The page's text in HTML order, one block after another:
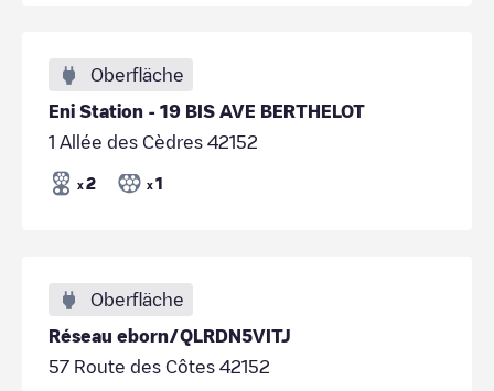
Oberfläche
Eni Station - 19 BIS AVE BERTHELOT
1 Allée des Cèdres 42152
x 2 x 1
Oberfläche
Réseau eborn/QLRDN5VITJ
57 Route des Côtes 42152